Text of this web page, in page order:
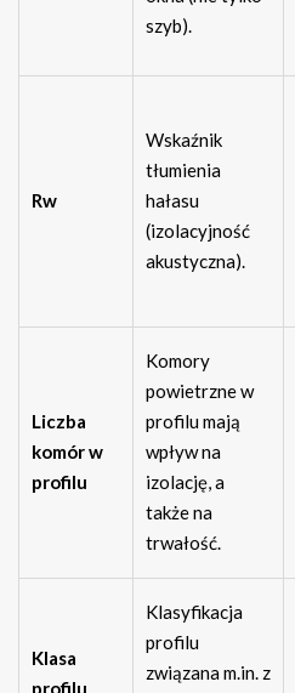
szyb).
Rw
Wskaźnik
tłumienia
hałasu
(izolacyjność
akustyczna).
Liczba
komór w
profilu
Komory
powietrzne w
profilu mają
wpływ na
izolację, a
także na
trwałość.
Klasa
Klasyfikacja
profilu
związana m.in. z